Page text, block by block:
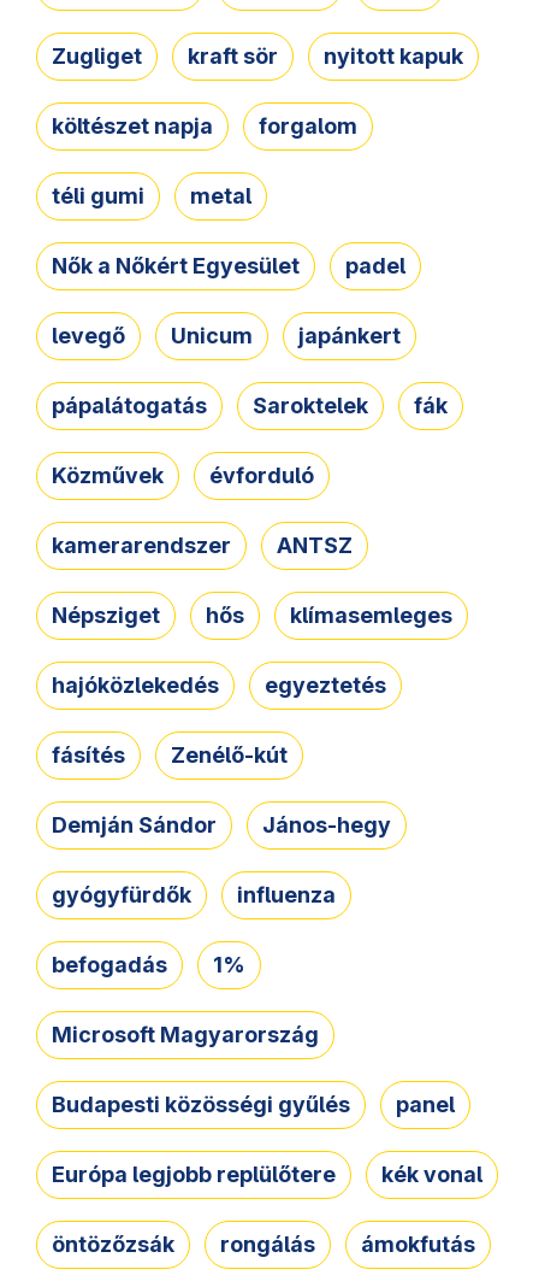
Zugliget kraft sör nyitott kapuk
költészet napja forgalom
téli gumi metal
Nők a Nőkért Egyesület padel
levegő Unicum japánkert
pápalátogatás Saroktelek fák
Közművek évforduló
kamerarendszer ANTSZ
Népsziget hős klímasemleges
hajóközlekedés egyeztetés
fásítés Zenélő-kút
Demján Sándor János-hegy
gyógyfürdők influenza
befogadás 1%
Microsoft Magyarország
Budapesti közösségi gyűlés panel
Európa legjobb replülőtere kék vonal
öntözőzsák rongálás ámokfutás